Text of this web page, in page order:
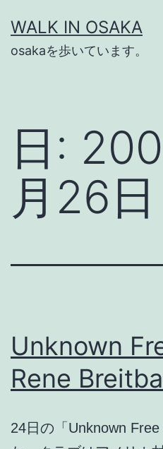
ン
テ
WALK IN OSAKA
osakaを歩いています。
日:
月26日
Unknown
Rene
24日の「Unknown